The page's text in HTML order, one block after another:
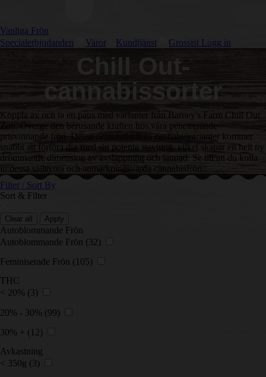
Vanliga Frön
Specialerbjudanden
Varor Kundtjänst Grossist Logg in
Chill Out-
cannabissorter
Koppla av och ta en paus med varianter från Barney's Farm Chill Out
Zon. Överge den berusande kraften hos våra penetrerande
prisvinnande frön. Dessa oemotståndliga cannabisvarianter kommer
snabbt att förföra dig med sin potenta stavning, vilket skapar en helt ny
drömmande dimension av avslappning och lättnad. Se till att du kolla
in dessa sällsynta och anmärkningsvärda cannabisfrön.
Filter / Sort By
Sort & Filter
Clear all Apply
Autoblommande Frön
Autoblommande Frön (32)
Feminiserade Frön (105)
THC
< 20% (3)
20% - 30% (99)
30% + (12)
Avkastning
< 350g (3)